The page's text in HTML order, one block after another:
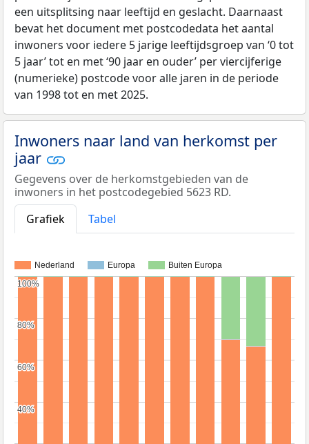
een uitsplitsing naar leeftijd en geslacht. Daarnaast
bevat het document met postcodedata het aantal
inwoners voor iedere 5 jarige leeftijdsgroep van ‘0 tot
5 jaar’ tot en met ‘90 jaar en ouder’ per viercijferige
(numerieke) postcode voor alle jaren in de periode
van 1998 tot en met 2025.
Inwoners naar land van herkomst per
jaar
Gegevens over de herkomstgebieden van de
inwoners in het postcodegebied 5623 RD.
Grafiek
Tabel
Nederland Europa Buiten Europa
40%
40%
60%
60%
80%
80%
100%
100%